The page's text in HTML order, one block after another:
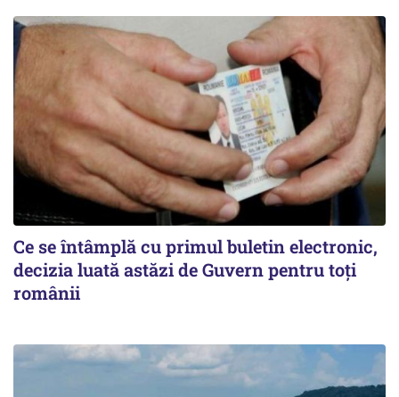
Ce se întâmplă cu primul buletin electronic,
decizia luată astăzi de Guvern pentru toți
românii